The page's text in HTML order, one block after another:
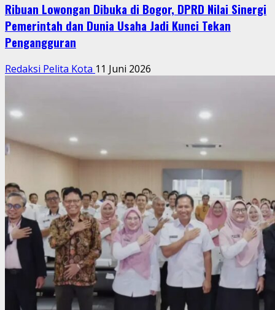
Ribuan Lowongan Dibuka di Bogor, DPRD Nilai Sinergi
Pemerintah dan Dunia Usaha Jadi Kunci Tekan
Pengangguran
Redaksi Pelita Kota 11 Juni 2026